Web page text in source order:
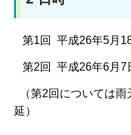
第1回 平成26年5月
第2回 平成26年6月7
（第2回については
延）